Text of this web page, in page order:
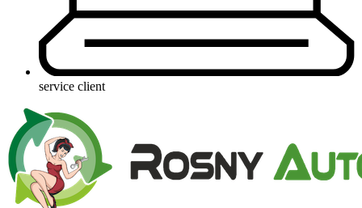
service client